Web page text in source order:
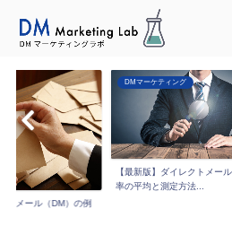
トメール（DM）の例
DMマーケティング
【最新版】ダイレクトメー
率の平均と測定方法...